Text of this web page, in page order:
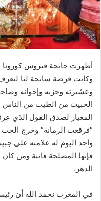
ل
ك
ن
ي
ا
أظهرت جائحة فيروس كورونا
وكانت فرصة سانحة لنا
وعشيرته وحزبه وإخوانه
الخبيث من الطيب من الناس
المعيار لصدق القول الذي
“فرقعت الرمانة” وخرج الحب
واحد اليوم له علامته على
فإنها المصلحة فانية ومن
الدهر.
في المغرب نحمد الله أن